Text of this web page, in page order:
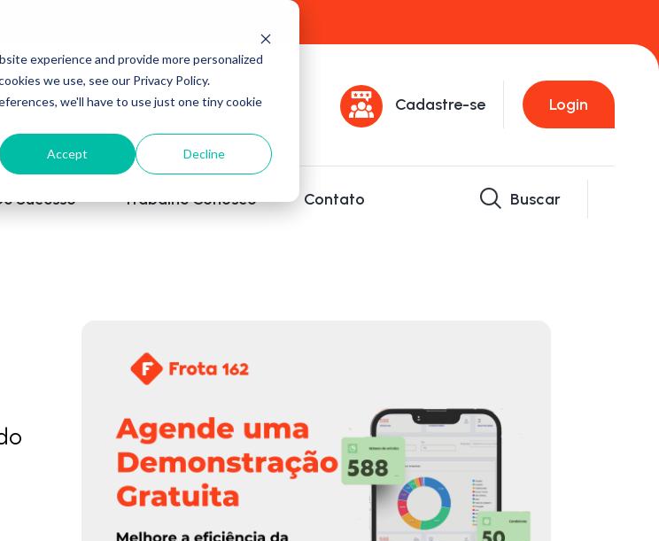
experience and provide more personalized
we use, see our Privacy Policy.
we'll have to use just one tiny cookie
Accept Decline
Cadastre-se Login
Sucesso Trabalhe Conosco Contato Buscar